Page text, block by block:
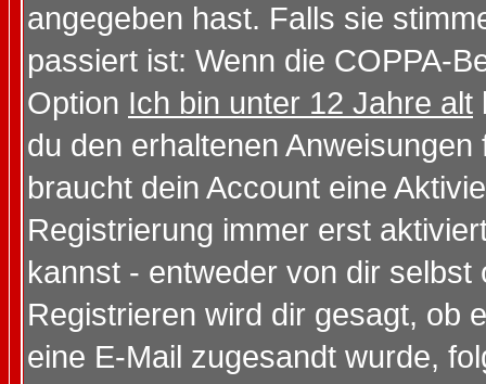
angegeben hast. Falls sie
passiert ist: Wenn die COPPA-
Option Ich bin unter 12 Jahre alt
du den erhaltenen
braucht dein Account eine
Registrierung immer erst
kannst - entweder von dir selbst
Registrieren wird dir gesagt, ob
eine E-Mail zugesandt wurde,